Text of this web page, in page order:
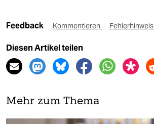
Feedback Kommentieren Fehlerhinweis
Diesen Artikel teilen
Mehr zum Thema